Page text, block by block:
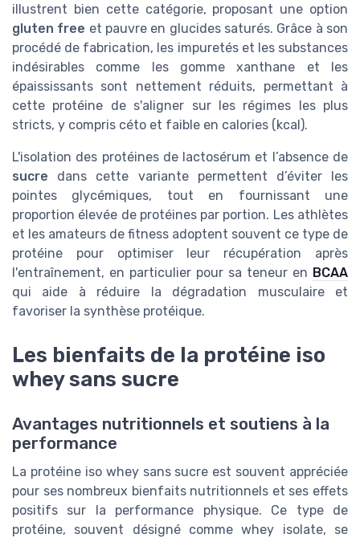
illustrent bien cette catégorie, proposant une option
gluten free et pauvre en glucides saturés. Grâce à son
procédé de fabrication, les impuretés et les substances
indésirables comme les gomme xanthane et les
épaississants sont nettement réduits, permettant à
cette protéine de s'aligner sur les régimes les plus
stricts, y compris céto et faible en calories (kcal).
L'isolation des protéines de lactosérum et l’absence de
sucre dans cette variante permettent d’éviter les
pointes glycémiques, tout en fournissant une
proportion élevée de protéines par portion. Les athlètes
et les amateurs de fitness adoptent souvent ce type de
protéine pour optimiser leur récupération après
l'entraînement, en particulier pour sa teneur en BCAA
qui aide à réduire la dégradation musculaire et
favoriser la synthèse protéique.
Les bienfaits de la protéine iso
whey sans sucre
Avantages nutritionnels et soutiens à la
performance
La protéine iso whey sans sucre est souvent appréciée
pour ses nombreux bienfaits nutritionnels et ses effets
positifs sur la performance physique. Ce type de
protéine, souvent désigné comme whey isolate, se